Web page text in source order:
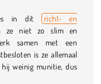
in dit
richt- en
ze niet zo slim en
samen met een
is ze allemaal
weinig munitie, dus